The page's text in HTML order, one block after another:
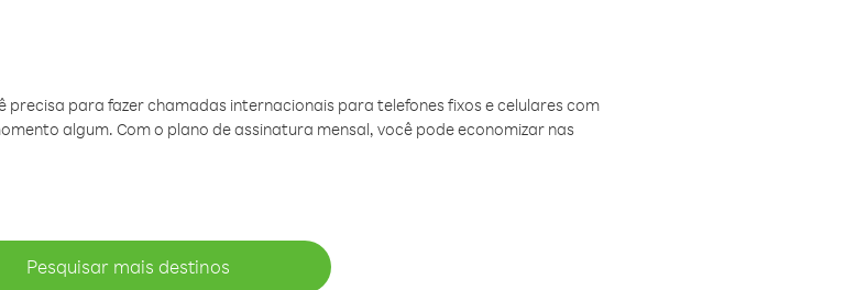
precisa para fazer chamadas internacionais para telefones fixos e celulares com
algum. Com o plano de assinatura mensal, você pode economizar nas
Pesquisar mais destinos